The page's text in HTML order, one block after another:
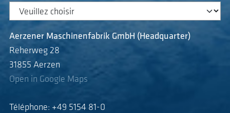
Aerzener Maschinenfabrik GmbH (Headquarter)
Reherweg 28
31855 Aerzen
Open in Google Maps
Téléphone: +49 5154 81-0